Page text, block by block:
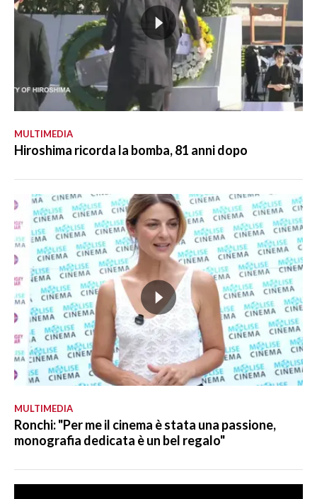
MULTIMEDIA
Hiroshima ricorda la bomba, 81 anni dopo
MULTIMEDIA
Ronchi: "Per me il cinema è stata una passione,
monografia dedicata è un bel regalo"